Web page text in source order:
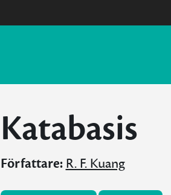
Katabasis
Författare: R. F. Kuang